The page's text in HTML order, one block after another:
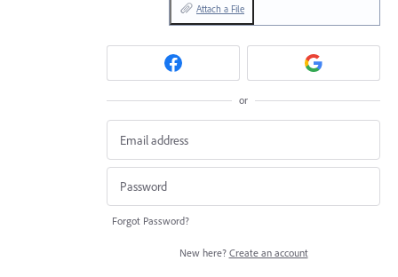
Attach a File
or
Forgot Password?
New here? Create an account